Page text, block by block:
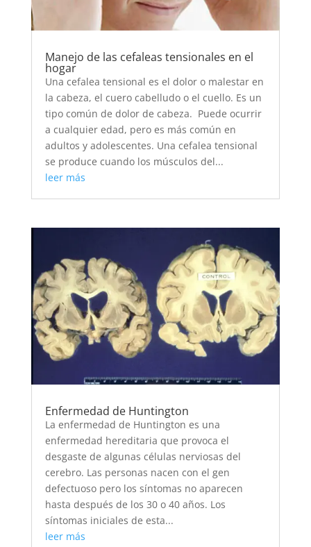
Manejo de las cefaleas tensionales en el
hogar
Una cefalea tensional es el dolor o malestar en
la cabeza, el cuero cabelludo o el cuello. Es un
tipo común de dolor de cabeza. Puede ocurrir
a cualquier edad, pero es más común en
adultos y adolescentes. Una cefalea tensional
se produce cuando los músculos del...
leer más
Enfermedad de Huntington
La enfermedad de Huntington es una
enfermedad hereditaria que provoca el
desgaste de algunas células nerviosas del
cerebro. Las personas nacen con el gen
defectuoso pero los síntomas no aparecen
hasta después de los 30 o 40 años. Los
síntomas iniciales de esta...
leer más